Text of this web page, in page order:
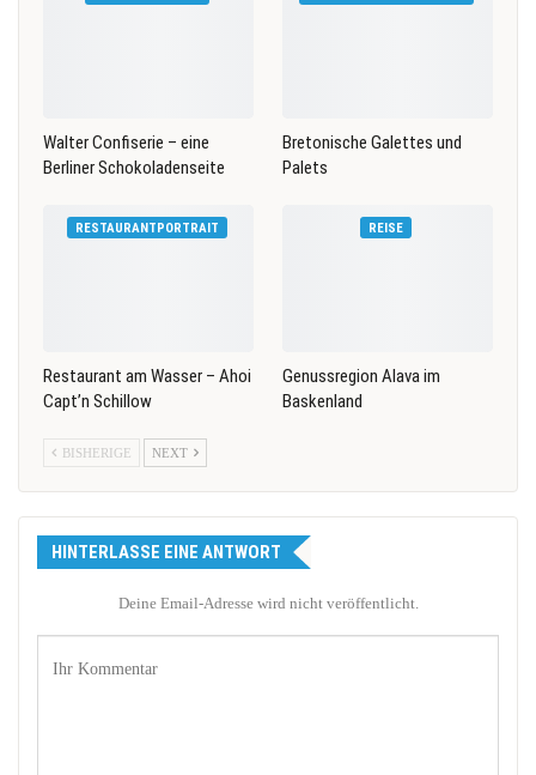
Walter Confiserie – eine
Berliner Schokoladenseite
Bretonische Galettes und
Palets
RESTAURANTPORTRAIT
Restaurant am Wasser – Ahoi
Capt’n Schillow
REISE
Genussregion Alava im
Baskenland
BISHERIGE NEXT
HINTERLASSE EINE ANTWORT
Deine Email-Adresse wird nicht veröffentlicht.